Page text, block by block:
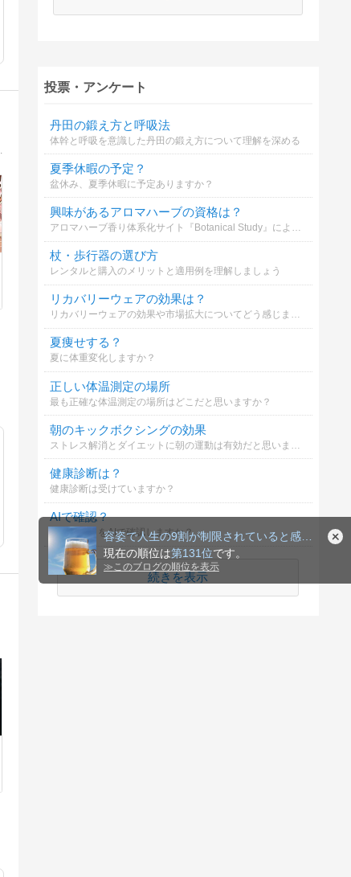
容姿で人生の9割が制限されていると感じる方のための共感サイト
現在の順位は第131位です。
≫ このブログの順位を表示
投票・アンケート
丹田の鍛え方と呼吸法
体幹と呼吸を意識した丹田の鍛え方について理解を深める
夏季休暇の予定？
盆休み、夏季休暇に予定ありますか？
興味があるアロマハーブの資格は？
アロマハーブ香り体系化サイト『Botanical Study』による、アロマ・ハーブ資格の興味度アンケートです！ あなたが気になっている資格を複数選択でお知らせください！ 辞典構築の参考などとして活用させていただきます！
杖・歩行器の選び方
レンタルと購入のメリットと適用例を理解しましょう
リカバリーウェアの効果は？
リカバリーウェアの効果や市場拡大についてどう感じますか？
夏痩せする？
夏に体重変化しますか？
正しい体温測定の場所
最も正確な体温測定の場所はどこだと思いますか？
朝のキックボクシングの効果
ストレス解消とダイエットに朝の運動は有効だと思いますか？
健康診断は？
健康診断は受けていますか？
AIで確認？
身体のことをAIで確認しますか？
続きを表示